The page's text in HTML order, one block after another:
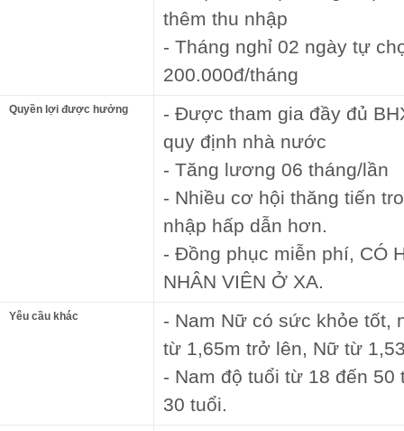
thêm thu nhập
- Tháng nghỉ 02 ngày tự
200.000đ/tháng
Quyền lợi được hưởng
- Được tham gia đầy đủ
quy định nhà nước
- Tăng lương 06 tháng/lần
- Nhiều cơ hội thăng tiến
nhập hấp dẫn hơn.
- Đồng phục miễn phí, CÓ
NHÂN VIÊN Ở XA.
Yêu cầu khác
- Nam Nữ có sức khỏe tốt,
từ 1,65m trở lên, Nữ từ
- Nam độ tuổi từ 18 đến
30 tuổi.